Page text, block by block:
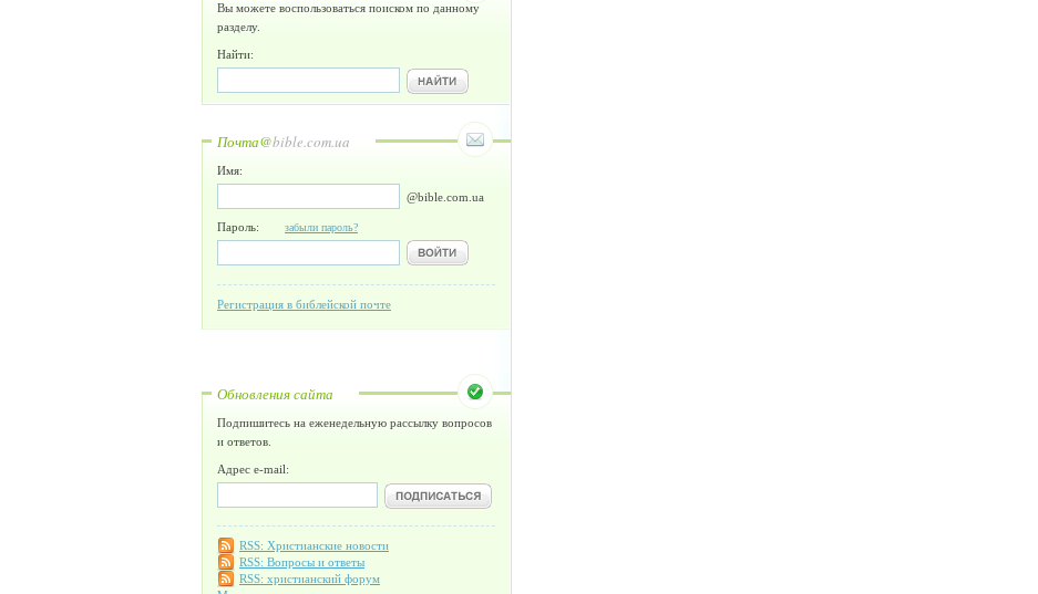
Вы можете воспользоваться поиском по данному
разделу.
Найти:
Почта@bible.com.ua
Имя:
@bible.com.ua
Пароль: забыли пароль?
Регистрация в библейской почте
Обновления сайта
Подпишитесь на еженедельную рассылку вопросов
и ответов.
Адрес e-mail:
RSS: Христианские новости
RSS: Вопросы и ответы
RSS: христианский форум